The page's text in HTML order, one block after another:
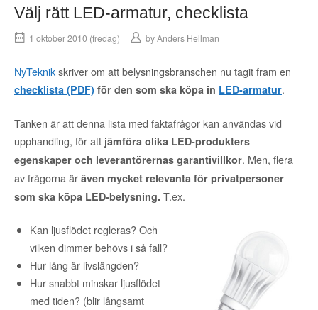
Välj rätt LED-armatur, checklista
1 oktober 2010 (fredag) byAnders Hellman
NyTeknikskriver om att belysningsbranschen nu tagit fram en
checklista (PDF) för den som ska köpa in LED-armatur.
Tanken är att denna lista med faktafrågor kan användas vid
upphandling, för att jämföra olika LED-produkters
egenskaper och leverantörernas garantivillkor. Men, flera
av frågorna är även mycket relevanta för privatpersoner
som ska köpa LED-belysning. T.ex.
Kan ljusflödet regleras? Och
vilken dimmer behövs i så fall?
Hur lång är livslängden?
Hur snabbt minskar ljusflödet
med tiden? (blir långsamt